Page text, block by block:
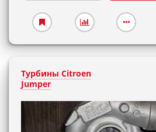
Турбины Citroen
Jumper